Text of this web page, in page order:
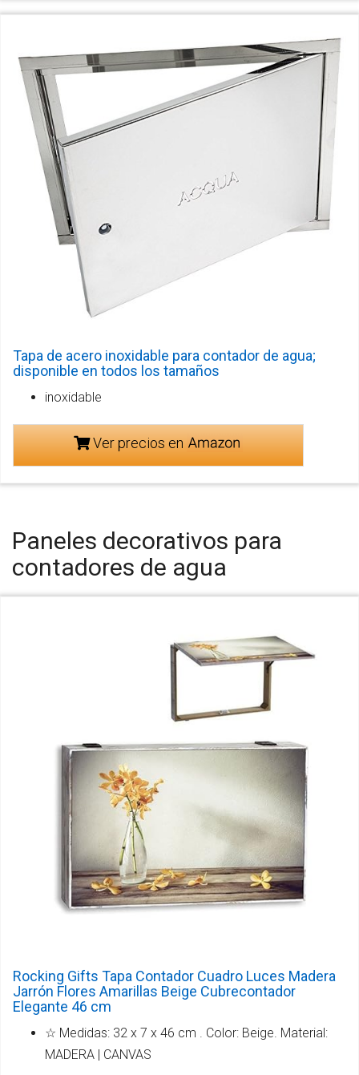
Tapa de acero inoxidable para contador de agua;
disponible en todos los tamaños
inoxidable
Ver precios en
Paneles decorativos para
contadores de agua
Rocking Gifts Tapa Contador Cuadro Luces Madera
Jarrón Flores Amarillas Beige Cubrecontador
Elegante 46 cm
☆ Medidas: 32 x 7 x 46 cm . Color: Beige. Material:
MADERA | CANVAS